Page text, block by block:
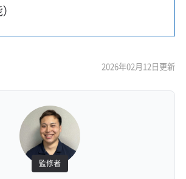
2026年02月12日更新
監修者